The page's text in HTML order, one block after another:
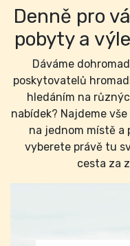
Denně pro
pobyty a
Dáváme
poskytovatelů
hledáním na
nabídek? Najdeme
na jednom místě
vyberete právě tu
cesta za